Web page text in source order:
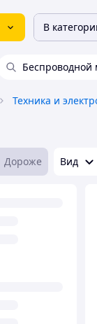
В
Беспроводной
Техника и
Дороже Вид